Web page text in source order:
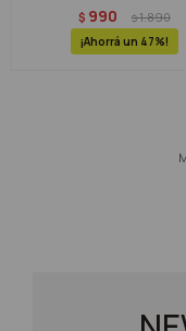
$ 990 $1.890
47